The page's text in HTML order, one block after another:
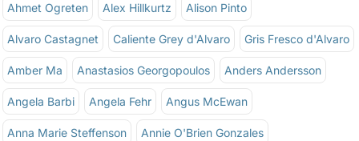
Ahmet Ogreten Alex Hillkurtz Alison Pinto
Alvaro Castagnet Caliente Grey d'Alvaro Gris Fresco d'Alvaro
Amber Ma Anastasios Georgopoulos Anders Andersson
Angela Barbi Angela Fehr Angus McEwan
Anna Marie Steffenson Annie O'Brien Gonzales